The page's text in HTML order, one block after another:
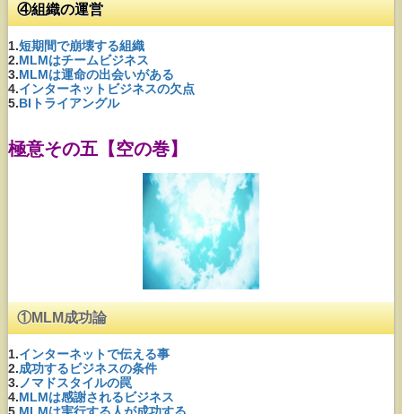
④組織の運営
1.短期間で崩壊する組織
2.MLMはチームビジネス
3.MLMは運命の出会いがある
4.インターネットビジネスの欠点
5.BIトライアングル
極意その五【空の巻】
①MLM成功論
1.インターネットで伝える事
2.成功するビジネスの条件
3. ノマドスタイルの罠
4.MLMは感謝されるビジネス
5.MLMは実行する人が成功する